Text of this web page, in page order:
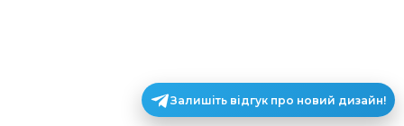
Залишіть відгук про новий дизайн!